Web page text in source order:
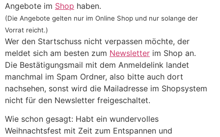
Angebote im Shop haben.
(Die Angebote gelten nur im Online Shop und nur solange der
Vorrat reicht.)
Wer den Startschuss nicht verpassen möchte, der
meldet sich am besten zum Newsletter im Shop an.
Die Bestätigungsmail mit dem Anmeldelink landet
manchmal im Spam Ordner, also bitte auch dort
nachsehen, sonst wird die Mailadresse im Shopsystem
nicht für den Newsletter freigeschaltet.
Wie schon gesagt: Habt ein wundervolles
Weihnachtsfest mit Zeit zum Entspannen und